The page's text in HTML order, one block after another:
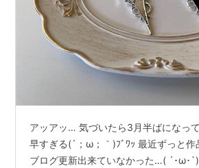
アッアッ… 気づいたら3月半ばになっ
早すぎる(´；ω；｀)ﾌﾞﾜｯ 最近ずっと作
ブログ更新出来ていなかった…( ´･ω･